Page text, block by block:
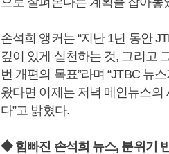
손석희 앵커는 “지난 1년 동안
깊이 있게 실천하는 것, 그리고
번 개편의 목표”라며 “JTBC 뉴
왔다면 이제는 저녁 메인뉴스
다”고 밝혔다.
◆ 힘빠진 손석희 뉴스, 분위기